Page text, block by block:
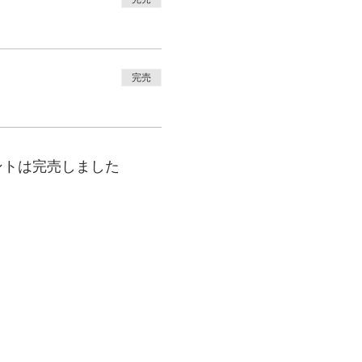
完売
は完売しました